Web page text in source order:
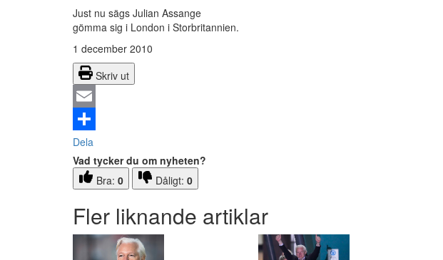
Just nu sägs Julian Assange
gömma sig i London i Storbritannien.
1 december 2010
Skriv ut
Email
Dela
Vad tycker du om nyheten?
Bra: 0 Dåligt: 0
Fler liknande artiklar